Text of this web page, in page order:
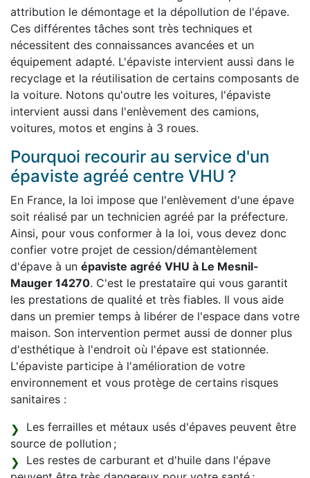
attribution le démontage et la dépollution de l'épave.
Ces différentes tâches sont très techniques et
nécessitent des connaissances avancées et un
équipement adapté. L'épaviste intervient aussi dans le
recyclage et la réutilisation de certains composants de
la voiture. Notons qu'outre les voitures, l'épaviste
intervient aussi dans l'enlèvement des camions,
voitures, motos et engins à 3 roues.
Pourquoi recourir au service d'un
épaviste agréé centre VHU ?
En France, la loi impose que l'enlèvement d'une épave
soit réalisé par un technicien agréé par la préfecture.
Ainsi, pour vous conformer à la loi, vous devez donc
confier votre projet de cession/démantèlement
d'épave à un épaviste agréé VHU à Le Mesnil-
Mauger 14270. C'est le prestataire qui vous garantit
les prestations de qualité et très fiables. Il vous aide
dans un premier temps à libérer de l'espace dans votre
maison. Son intervention permet aussi de donner plus
d'esthétique à l'endroit où l'épave est stationnée.
L'épaviste participe à l'amélioration de votre
environnement et vous protège de certains risques
sanitaires :
Les ferrailles et métaux usés d'épaves peuvent être
source de pollution ;
Les restes de carburant et d'huile dans l'épave